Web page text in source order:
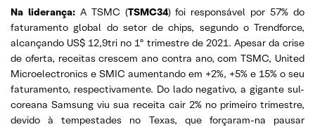
Na liderança: A TSMC (TSMC34) foi responsável por 57% do
faturamento global do setor de chips, segundo o Trendforce,
alcançando US$ 12,9tri no 1º trimestre de 2021. Apesar da crise
de oferta, receitas crescem ano contra ano, com TSMC, United
Microelectronics e SMIC aumentando em +2%, +5% e 15% o seu
faturamento, respectivamente. Do lado negativo, a gigante sul-
coreana Samsung viu sua receita cair 2% no primeiro trimestre,
devido à tempestades no Texas, que forçaram-na pausar